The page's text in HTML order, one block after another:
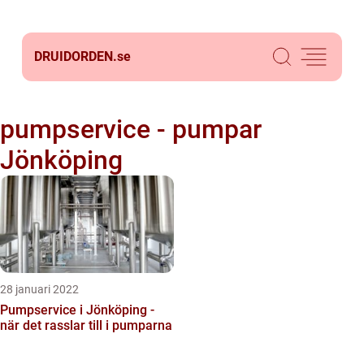
DRUIDORDEN.se
pumpservice - pumpar
Jönköping
28 januari 2022
Pumpservice i Jönköping -
när det rasslar till i pumparna